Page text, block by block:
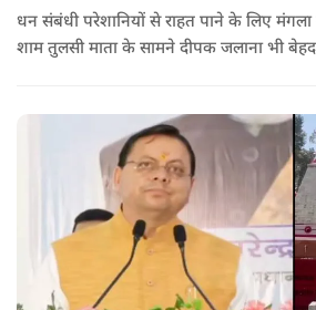
धन संबंधी परेशानियों से राहत पाने के लिए मंगला
शाम तुलसी माता के सामने दीपक जलाना भी